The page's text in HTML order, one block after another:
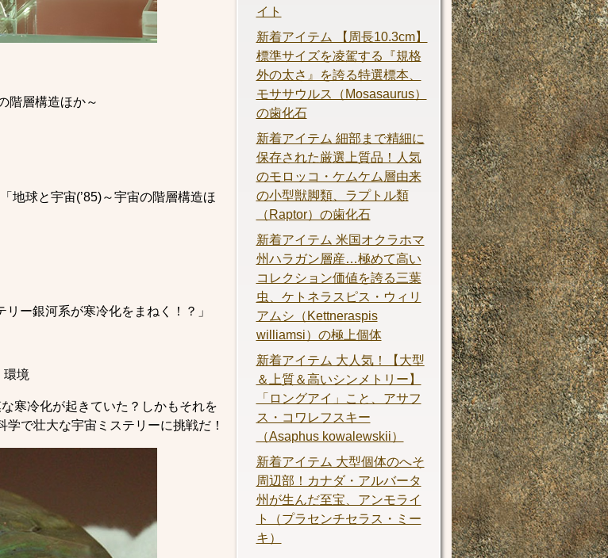
階層構造ほか～
地球と宇宙(’85)～宇宙の階層構造ほ
ー銀河系が寒冷化をまねく！？」
環境
寒冷化が起きていた？しかもそれを
学で壮大な宇宙ミステリーに挑戦だ！
イト
新着アイテム 【周長10.3cm】
標準サイズを凌駕する『規格
外の太さ』を誇る特選標本、
モササウルス（Mosasaurus）
の歯化石
新着アイテム 細部まで精細に
保存された厳選上質品！人気
のモロッコ・ケムケム層由来
の小型獣脚類、ラプトル類
（Raptor）の歯化石
新着アイテム 米国オクラホマ
州ハラガン層産…極めて高い
コレクション価値を誇る三葉
虫、ケトネラスピス・ウィリ
アムシ（Kettneraspis
williamsi）の極上個体
新着アイテム 大人気！【大型
＆上質＆高いシンメトリー】
「ロングアイ」こと、アサフ
ス・コワレフスキー
（Asaphus kowalewskii）
新着アイテム 大型個体のへそ
周辺部！カナダ・アルバータ
州が生んだ至宝、アンモライ
ト（プラセンチセラス・ミー
キ）